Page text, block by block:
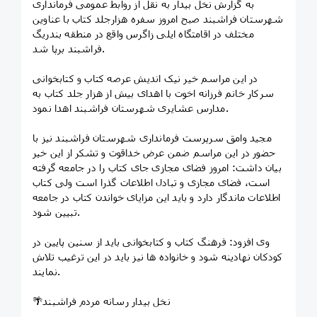
به گزارش نخل بیدار به نقل از روابط عمومی فرمانداری
شهرستان فراشبند صبح امروز سفره هزارجلد کتاب با عناوین
مختلف در اقامتگاه ایلی زاگرس واقع در منطقه بندریگ
فراشبند برپا شد.
در این مراسم خیر نیک اندیش عرصه کتاب و کتابخوانی
سرکار خانم فرزانه اخوت با اهدای بیش از هزار جلد کتاب به
مدارس عشایری شهرستان فراشبند اهدا نمود.
مجید وامق سرپرست فرمانداری شهرستان فراشبند نیز با
حضور در این مراسم ضمن عرض خداقوت و تشکر از این خیر
بیان داشت: امروز فضای مجازی جای کتاب را در جامعه گرفته
است، فضای مجازی و تبادل اطلاعات گذرا است ولی کتاب
اطلاعات ماندگار دارد و باید این مزایای خواندن کتاب در جامعه
تبیین شود.
وی افزود: فرهنگ كتاب و كتابخوانی بايد از سنين پايين در
كودكان نهادينه شود و خانواده ها نیز باید در این ترغیب تلاش
نمایند.
🌴نخل بیدار رسانه مردم فراشبند